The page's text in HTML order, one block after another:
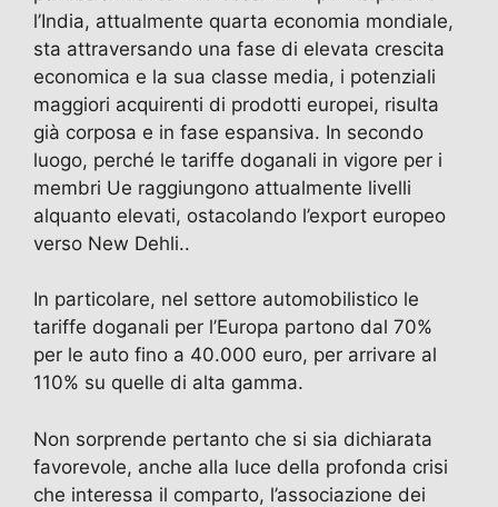
l’India, attualmente quarta economia mondiale,
sta attraversando una fase di elevata crescita
economica e la sua classe media, i potenziali
maggiori acquirenti di prodotti europei, risulta
già corposa e in fase espansiva. In secondo
luogo, perché le tariffe doganali in vigore per i
membri Ue raggiungono attualmente livelli
alquanto elevati, ostacolando l’export europeo
verso New Dehli..
In particolare, nel settore automobilistico le
tariffe doganali per l’Europa partono dal 70%
per le auto fino a 40.000 euro, per arrivare al
110% su quelle di alta gamma.
Non sorprende pertanto che si sia dichiarata
favorevole, anche alla luce della profonda crisi
che interessa il comparto, l’associazione dei